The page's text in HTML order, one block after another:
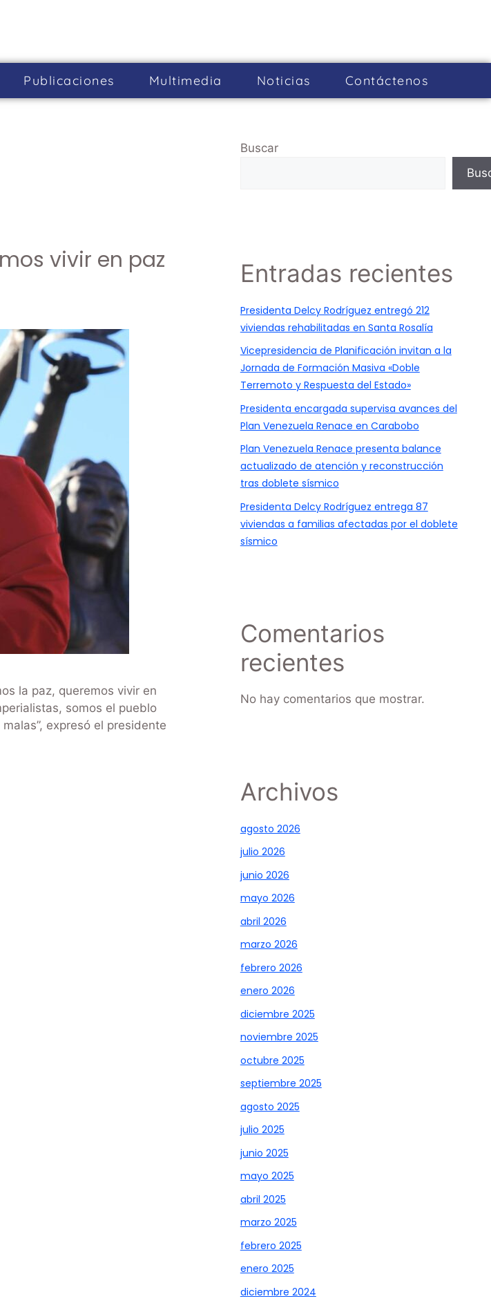
Publicaciones Multimedia Noticias Cont­áctenos
vivir en paz
la paz, queremos vivir en
somos el pueblo
expresó el presidente
Buscar
Entradas recientes
Presidenta Delcy Rodríguez entregó 212
viviendas rehabilitadas en Santa Rosalía
Vicepresidencia de Planificación invitan a la
Jornada de Formación Masiva «Doble
Terremoto y Respuesta del Estado»
Presidenta encargada supervisa avances del
Plan Venezuela Renace en Carabobo
Plan Venezuela Renace presenta balance
actualizado de atención y reconstrucción
tras doblete sísmico
Presidenta Delcy Rodríguez entrega 87
viviendas a familias afectadas por el doblete
sísmico
Comentarios
recientes
No hay comentarios que mostrar.
Archivos
agosto 2026
julio 2026
junio 2026
mayo 2026
abril 2026
marzo 2026
febrero 2026
enero 2026
diciembre 2025
noviembre 2025
octubre 2025
septiembre 2025
agosto 2025
julio 2025
junio 2025
mayo 2025
abril 2025
marzo 2025
febrero 2025
enero 2025
diciembre 2024